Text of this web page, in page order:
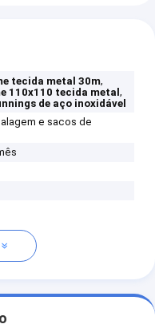
tecida metal 30m,
110x110 tecida metal,
de aço inoxidável
e sacos de